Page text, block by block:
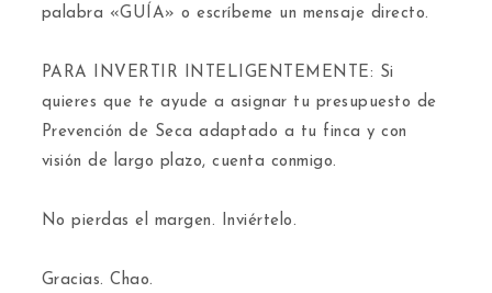
palabra «GUÍA» o escríbeme un mensaje directo.
​PARA INVERTIR INTELIGENTEMENTE: Si
quieres que te ayude a asignar tu presupuesto de
Prevención de Seca adaptado a tu finca y con
visión de largo plazo, cuenta conmigo.
​No pierdas el margen. Inviértelo.
​Gracias. Chao.